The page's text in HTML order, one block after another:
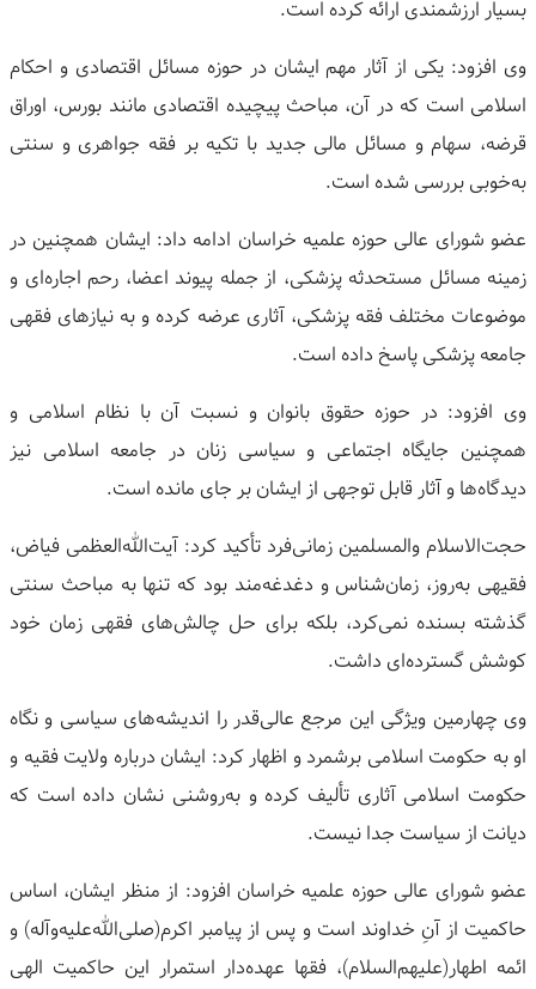
بسیار ارزشمندی ارائه کرده است.
وی افزود: یکی از آثار مهم ایشان در حوزه مسائل اقتصادی و احکام
اسلامی است که در آن، مباحث پیچیده اقتصادی مانند بورس، اوراق
قرضه، سهام و مسائل مالی جدید با تکیه بر فقه جواهری و سنتی
به‌خوبی بررسی شده است.
عضو شورای عالی حوزه علمیه خراسان ادامه داد: ایشان همچنین در
زمینه مسائل مستحدثه پزشکی، از جمله پیوند اعضا، رحم اجاره‌ای و
موضوعات مختلف فقه پزشکی، آثاری عرضه کرده و به نیازهای فقهی
جامعه پزشکی پاسخ داده است.
وی افزود: در حوزه حقوق بانوان و نسبت آن با نظام اسلامی و
همچنین جایگاه اجتماعی و سیاسی زنان در جامعه اسلامی نیز
دیدگاه‌ها و آثار قابل توجهی از ایشان بر جای مانده است.
حجت‌الاسلام والمسلمین زمانی‌فرد تأکید کرد: آیت‌الله‌العظمی فیاض،
فقیهی به‌روز، زمان‌شناس و دغدغه‌مند بود که تنها به مباحث سنتی
گذشته بسنده نمی‌کرد، بلکه برای حل چالش‌های فقهی زمان خود
کوشش گسترده‌ای داشت.
وی چهارمین ویژگی این مرجع عالی‌قدر را اندیشه‌های سیاسی و نگاه
او به حکومت اسلامی برشمرد و اظهار کرد: ایشان درباره ولایت فقیه و
حکومت اسلامی آثاری تألیف کرده و به‌روشنی نشان داده است که
دیانت از سیاست جدا نیست.
عضو شورای عالی حوزه علمیه خراسان افزود: از منظر ایشان، اساس
حاکمیت از آنِ خداوند است و پس از پیامبر اکرم(صلی‌الله‌علیه‌وآله) و
ائمه اطهار(علیهم‌السلام)، فقها عهده‌دار استمرار این حاکمیت الهی